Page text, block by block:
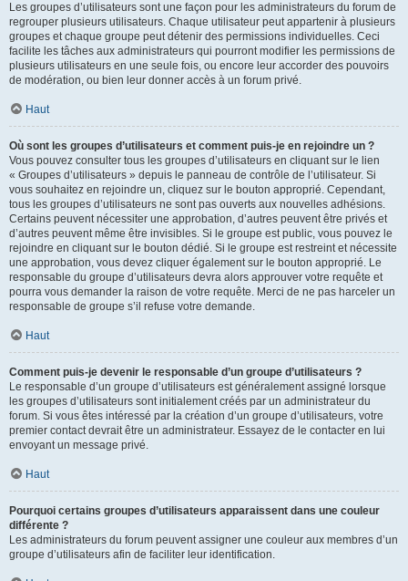
Les groupes d’utilisateurs sont une façon pour les administrateurs du forum de
regrouper plusieurs utilisateurs. Chaque utilisateur peut appartenir à plusieurs
groupes et chaque groupe peut détenir des permissions individuelles. Ceci
facilite les tâches aux administrateurs qui pourront modifier les permissions de
plusieurs utilisateurs en une seule fois, ou encore leur accorder des pouvoirs
de modération, ou bien leur donner accès à un forum privé.
Haut
Où sont les groupes d’utilisateurs et comment puis-je en rejoindre un ?
Vous pouvez consulter tous les groupes d’utilisateurs en cliquant sur le lien
« Groupes d’utilisateurs » depuis le panneau de contrôle de l’utilisateur. Si
vous souhaitez en rejoindre un, cliquez sur le bouton approprié. Cependant,
tous les groupes d’utilisateurs ne sont pas ouverts aux nouvelles adhésions.
Certains peuvent nécessiter une approbation, d’autres peuvent être privés et
d’autres peuvent même être invisibles. Si le groupe est public, vous pouvez le
rejoindre en cliquant sur le bouton dédié. Si le groupe est restreint et nécessite
une approbation, vous devez cliquer également sur le bouton approprié. Le
responsable du groupe d’utilisateurs devra alors approuver votre requête et
pourra vous demander la raison de votre requête. Merci de ne pas harceler un
responsable de groupe s’il refuse votre demande.
Haut
Comment puis-je devenir le responsable d’un groupe d’utilisateurs ?
Le responsable d’un groupe d’utilisateurs est généralement assigné lorsque
les groupes d’utilisateurs sont initialement créés par un administrateur du
forum. Si vous êtes intéressé par la création d’un groupe d’utilisateurs, votre
premier contact devrait être un administrateur. Essayez de le contacter en lui
envoyant un message privé.
Haut
Pourquoi certains groupes d’utilisateurs apparaissent dans une couleur
différente ?
Les administrateurs du forum peuvent assigner une couleur aux membres d’un
groupe d’utilisateurs afin de faciliter leur identification.